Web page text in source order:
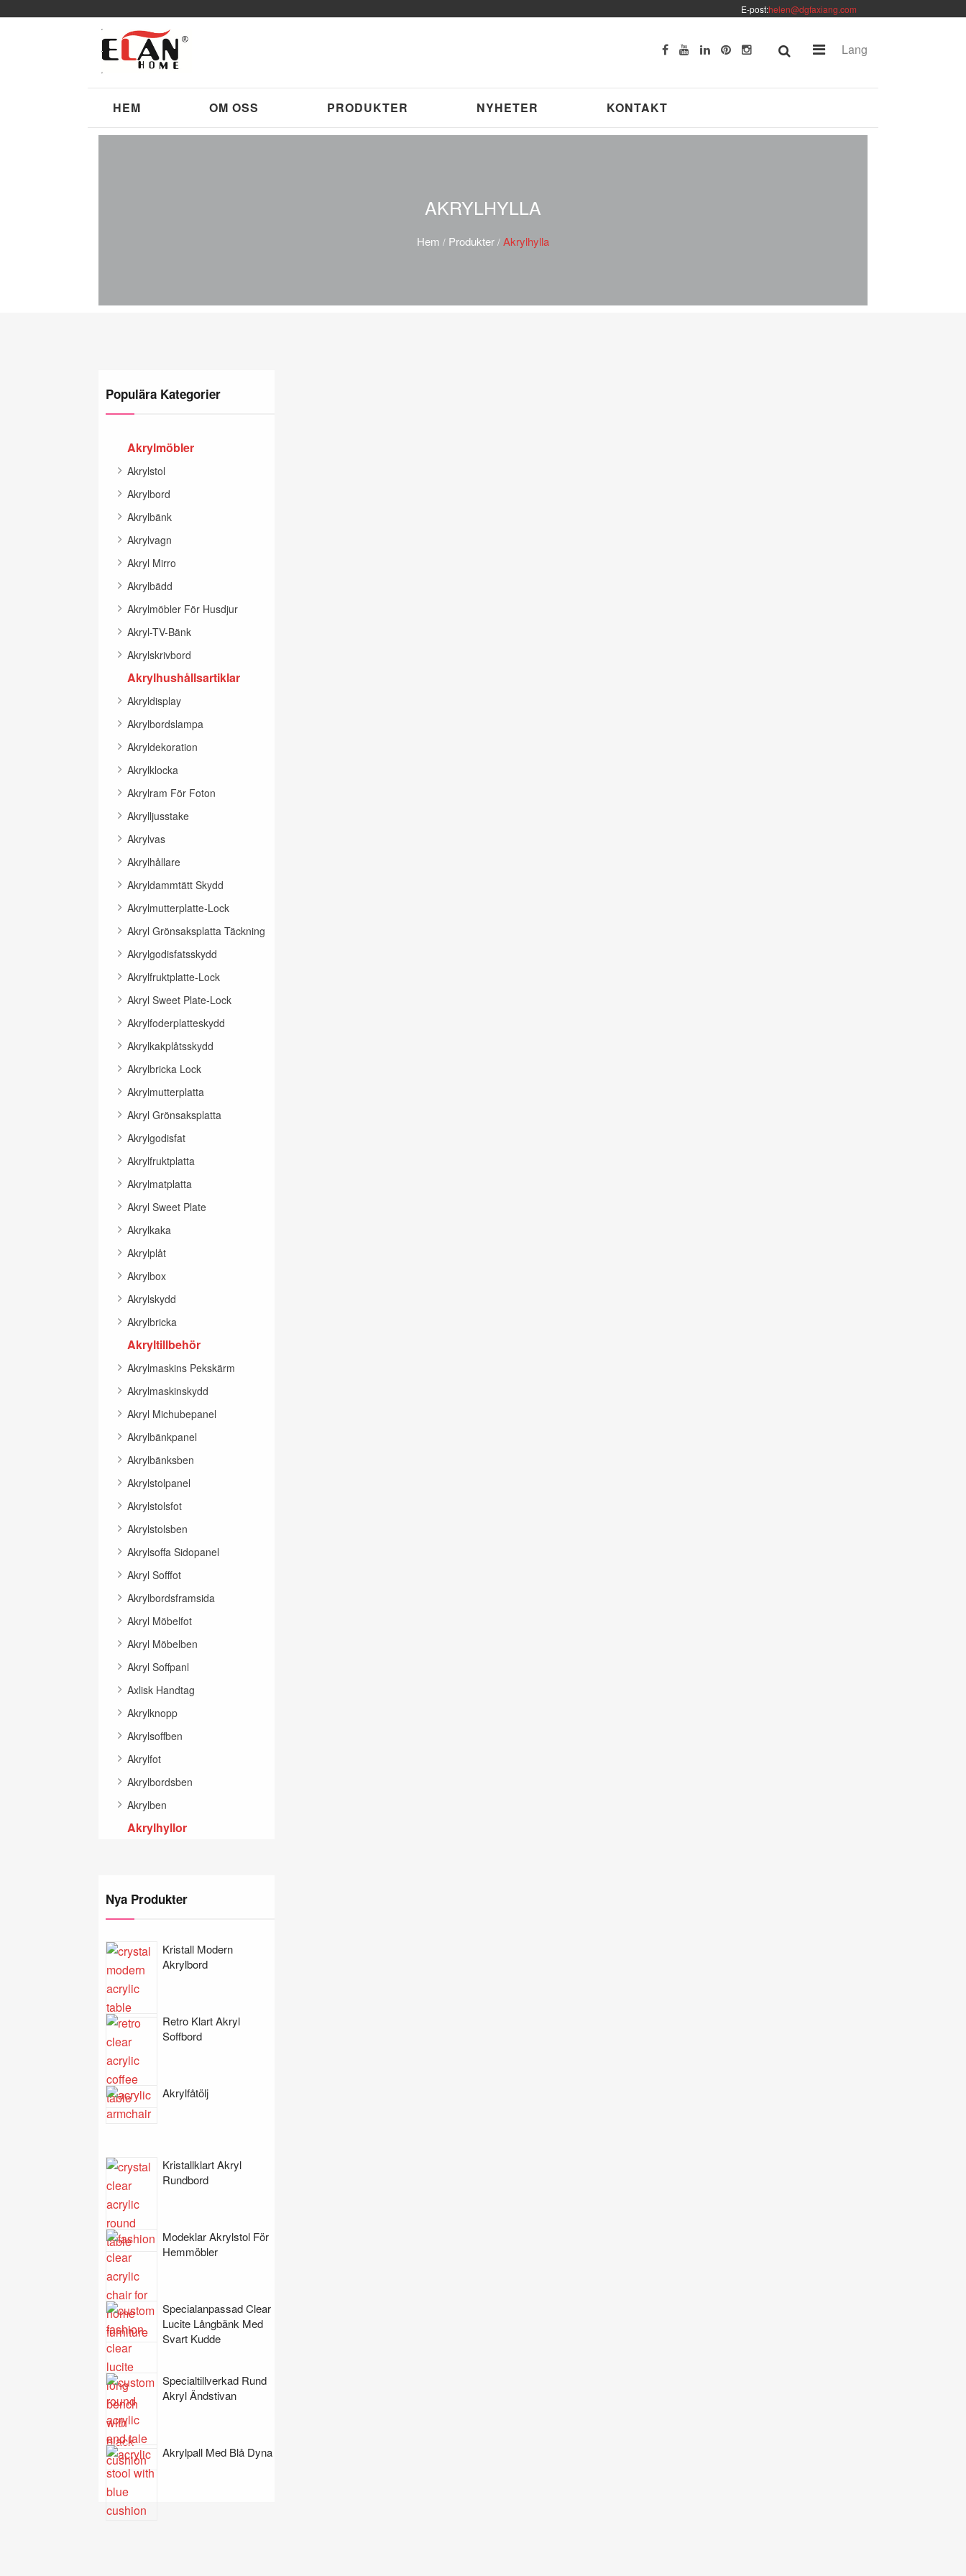
E-post:helen@dgfaxiang.com
Lang
HEM OM OSS PRODUKTER NYHETER KONTAKT
AKRYLHYLLA
Hem / Produkter / Akrylhylla
Populära Kategorier
Akrylmöbler
Akrylstol
Akrylbord
Akrylbänk
Akrylvagn
Akryl Mirro
Akrylbädd
Akrylmöbler För Husdjur
Akryl-TV-Bänk
Akrylskrivbord
Akrylhushållsartiklar
Akryldisplay
Akrylbordslampa
Akryldekoration
Akrylklocka
Akrylram För Foton
Akrylljusstake
Akrylvas
Akrylhållare
Akryldammtätt Skydd
Akrylmutterplatte-Lock
Akryl Grönsaksplatta Täckning
Akrylgodisfatsskydd
Akrylfruktplatte-Lock
Akryl Sweet Plate-Lock
Akrylfoderplatteskydd
Akrylkakplåtsskydd
Akrylbricka Lock
Akrylmutterplatta
Akryl Grönsaksplatta
Akrylgodisfat
Akrylfruktplatta
Akrylmatplatta
Akryl Sweet Plate
Akrylkaka
Akrylplåt
Akrylbox
Akrylskydd
Akrylbricka
Akryltillbehör
Akrylmaskins Pekskärm
Akrylmaskinskydd
Akryl Michubepanel
Akrylbänkpanel
Akrylbänksben
Akrylstolpanel
Akrylstolsfot
Akrylstolsben
Akrylsoffa Sidopanel
Akryl Sofffot
Akrylbordsframsida
Akryl Möbelfot
Akryl Möbelben
Akryl Soffpanl
Axlisk Handtag
Akrylknopp
Akrylsoffben
Akrylfot
Akrylbordsben
Akrylben
Akrylhyllor
Nya Produkter
Kristall Modern
Akrylbord
Retro Klart Akryl
Soffbord
Akrylfåtölj
Kristallklart Akryl
Rundbord
Modeklar Akrylstol För
Hemmöbler
Specialanpassad Clear
Lucite Långbänk Med
Svart Kudde
Specialtillverkad Rund
Akryl Ändstivan
Akrylpall Med Blå Dyna